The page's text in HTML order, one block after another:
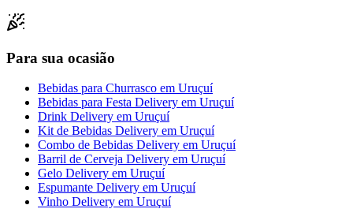
Para sua ocasião
Bebidas para Churrasco em Uruçuí
Bebidas para Festa Delivery em Uruçuí
Drink Delivery em Uruçuí
Kit de Bebidas Delivery em Uruçuí
Combo de Bebidas Delivery em Uruçuí
Barril de Cerveja Delivery em Uruçuí
Gelo Delivery em Uruçuí
Espumante Delivery em Uruçuí
Vinho Delivery em Uruçuí